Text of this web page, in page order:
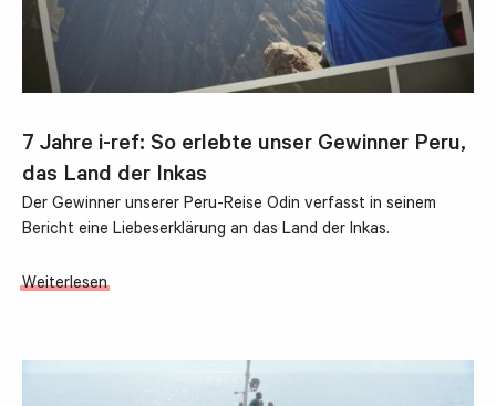
7 Jahre i-ref: So erlebte unser Gewinner Peru,
das Land der Inkas
Der Gewinner unserer Peru-Reise Odin verfasst in seinem
Bericht eine Liebeserklärung an das Land der Inkas.
Weiterlesen